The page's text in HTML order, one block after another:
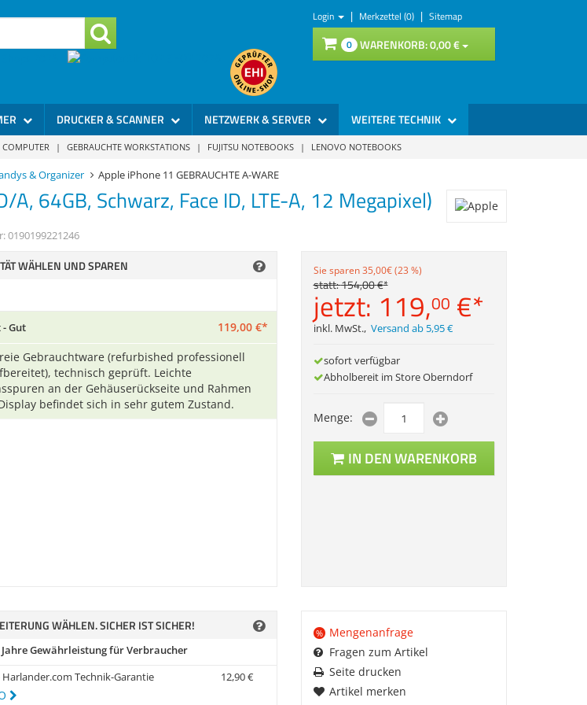
Login | Merkzettel (0) | Sitemap
0 WARENKORB:0,00€
DRUCKER & SCANNER NETZWERK & SERVER WEITERE TECHNIK
COMPUTER | GEBRAUCHTE WORKSTATIONS | FUJITSU NOTEBOOKS | LENOVO NOTEBOOKS
& Organizer Apple iPhone 11 GEBRAUCHTE A-WARE
64GB, Schwarz, Face ID, LTE-A, 12 Megapixel)
0190199221246
WÄHLEN UND SPAREN
Gut 119,00 €*
Gebrauchtware (refurbished professionell
technisch geprüft. Leichte
an der Gehäuserückseite und Rahmen
befindet sich in sehr gutem Zustand.
WÄHLEN. SICHER IST SICHER!
Jahre Gewährleistung für Verbraucher
Technik-Garantie
12,90€
Sie sparen 35,00€ (23 %)
statt:154,00€*
jetzt: 119,00 €*
inkl. MwSt., Versand ab 5,95 €
sofort verfügbar
Abholbereit im Store Oberndorf
Menge:
IN DEN WARENKORB
%
Mengenanfrage
Fragen zum Artikel
Seite drucken
Artikel merken